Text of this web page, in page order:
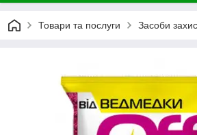
Товари та послуги Засоби